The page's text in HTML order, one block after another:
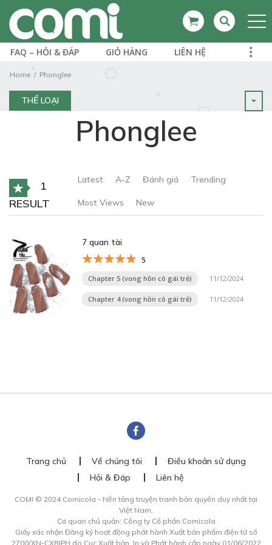
FAQ – HỎI & ĐÁP GIỎ HÀNG LIÊN HỆ
Home Phonglee
THỂ LOẠI
Phonglee
1
RESULT
Latest A-Z Đánh giá Trending
Most Views New
7 quan tài
5
Chapter 5 (vong hồn cô gái trẻ) 11/12/2024
Chapter 4 (vong hồn cô gái trẻ) 11/12/2024
Trang chủ Về chúng tôi
Điều khoản sử dụng
Hỏi & Đáp
Liên hệ
COMI © 2024 Comicola - Nền tảng truyện tranh bản quyền duy nhất tại
Việt Nam.
Cơ quan chủ quản: Công ty Cổ phần Comicola
Giấy xác nhận Đăng ký hoạt động phát hành Xuất bản phẩm điện tử số
2700/XN-CXBIPH do Cục Xuất bản, In và Phát hành cấp ngày 01/06/2022